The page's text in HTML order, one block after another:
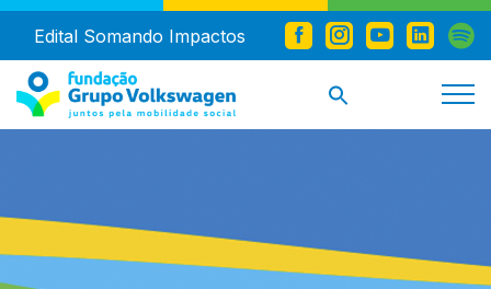
Edital Somando Impactos